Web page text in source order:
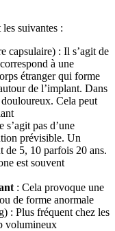
suivantes :
capsulaire) : Il s’agit de
à une
étranger qui forme
de l’implant. Dans
Cela peut
s’agit pas d’une
prévisible. Un
de 5, 10 parfois 20 ans.
est souvent
: Cela provoque une
de forme anormale
: Plus fréquent chez les
volumineux